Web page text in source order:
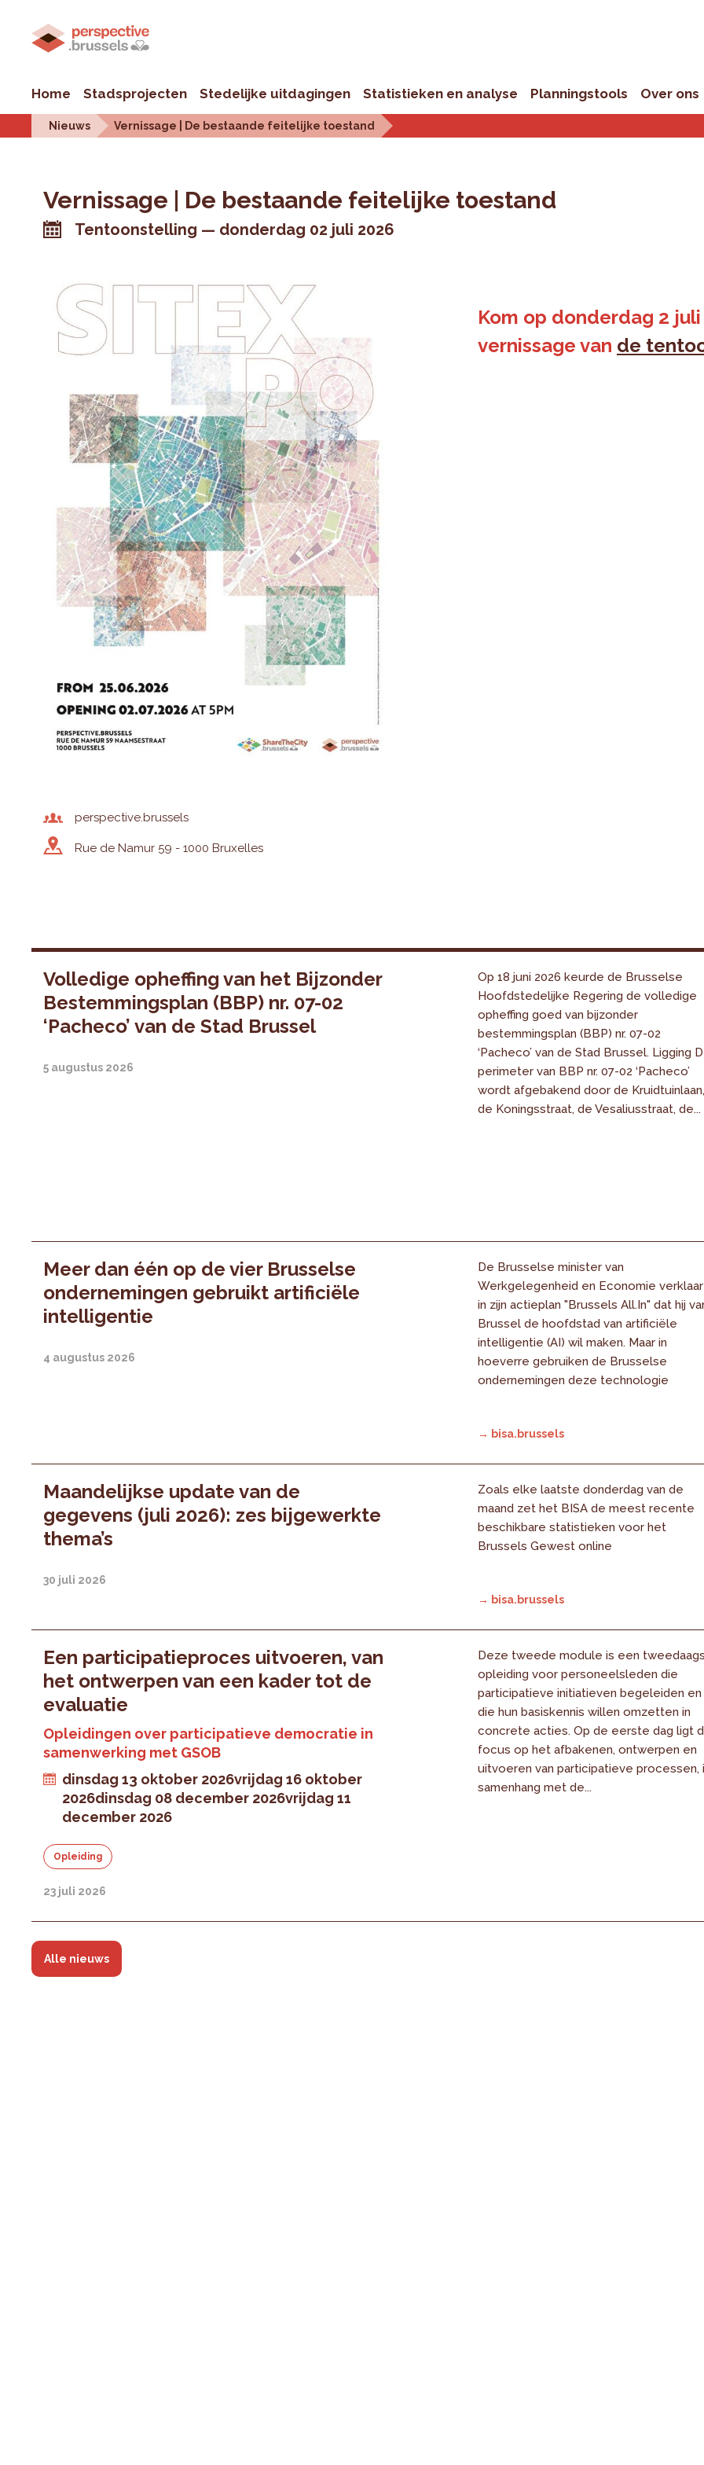
Home Stadsprojecten Stedelijke uitdagingen Statistieken en analyse Planningstools Over ons
Nieuws Vernissage | De bestaande feitelijke toestand
Vernissage | De bestaande feitelijke toestand
Tentoonstelling donderdag 02 juli 2026
perspective.brussels
Rue de Namur 59 - 1000 Bruxelles
Kom op donderdag 2
vernissage van de
Volledige opheffing van het Bijzonder
Bestemmingsplan (BBP) nr. 07-02
‘Pacheco’ van de Stad Brussel
5 augustus 2026
Op 18 juni 2026 keurde de Brusselse
Hoofdstedelijke Regering de volledige
opheffing goed van bijzonder
bestemmingsplan (BBP) nr. 07-02
‘Pacheco’ van de Stad Brussel. Ligging
perimeter van BBP nr. 07-02 ‘Pacheco’
wordt afgebakend door de
de Koningsstraat, de Vesaliusstraat, de...
Meer dan één op de vier Brusselse
ondernemingen gebruikt artificiële
intelligentie
4 augustus 2026
De Brusselse minister van
Werkgelegenheid en Economie
in zijn actieplan "Brussels All.In" dat hij
Brussel de hoofdstad van artificiële
intelligentie (AI) wil maken. Maar in
hoeverre gebruiken de Brusselse
ondernemingen deze technologie
→ bisa.brussels
Maandelijkse update van de
gegevens (juli 2026): zes bijgewerkte
thema’s
30 juli 2026
Zoals elke laatste donderdag van de
maand zet het BISA de meest recente
beschikbare statistieken voor het
Brussels Gewest online
→ bisa.brussels
Een participatieproces uitvoeren, van
het ontwerpen van een kader tot de
evaluatie
Opleidingen over participatieve democratie in
samenwerking met GSOB
dinsdag 13 oktober 2026vrijdag 16 oktober
2026dinsdag 08 december 2026vrijdag 11
december 2026
Opleiding
23 juli 2026
Deze tweede module is een
opleiding voor personeelsleden die
participatieve initiatieven begeleiden en
die hun basiskennis willen omzetten in
concrete acties. Op de eerste dag ligt
focus op het afbakenen, ontwerpen en
uitvoeren van participatieve processen,
samenhang met de...
Alle nieuws